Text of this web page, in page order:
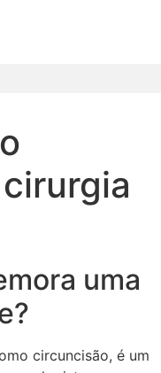
uma
circuncisão, é um